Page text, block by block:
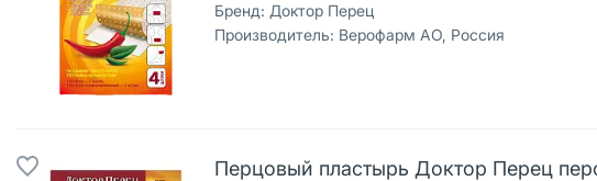
Бренд: Доктор Перец
Производитель: Верофарм АО, Россия
Перцовый пластырь Доктор Перец